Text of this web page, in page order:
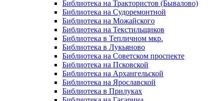
Библиотека на Трактористов (Бывалово)
Библиотека на Судоремонтной
Библиотека на Можайского
Библиотека на Текстильщиков
Библиотека в Тепличном мкр.
Библиотека в Лукьяново
Библиотека на Советском проспекте
Библиотека на Псковской
Библиотека на Архангельской
Библиотека на Ярославской
Библиотека в Прилуках